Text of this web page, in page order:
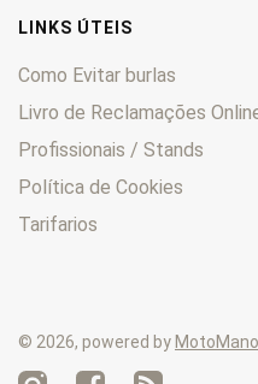
Zenith 0
LINKS ÚTEIS
Como Evitar burlas
Livro de Reclamações
Profissionais / Stands
Política de Cookies
Tarifarios
© 2026, powered by